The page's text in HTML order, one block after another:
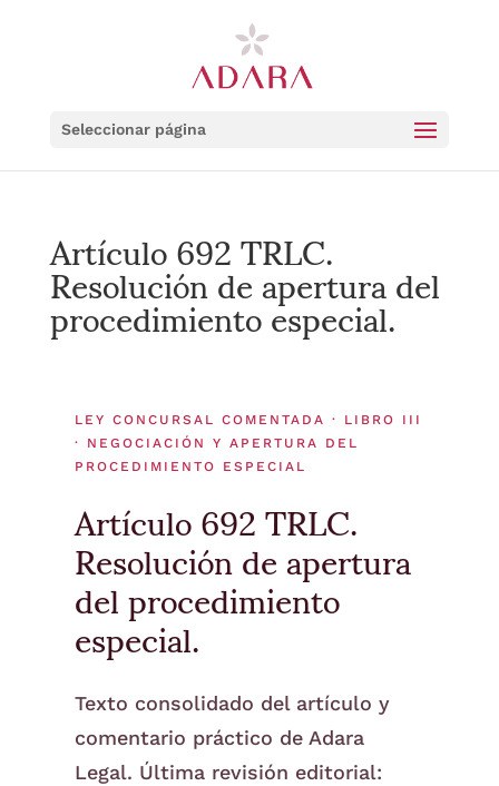
Seleccionar página
Artículo 692 TRLC.
Resolución de apertura del
procedimiento especial.
LEY CONCURSAL COMENTADA · LIBRO III
· NEGOCIACIÓN Y APERTURA DEL
PROCEDIMIENTO ESPECIAL
Artículo 692 TRLC.
Resolución de apertura
del procedimiento
especial.
Texto consolidado del artículo y
comentario práctico de Adara
Legal. Última revisión editorial: